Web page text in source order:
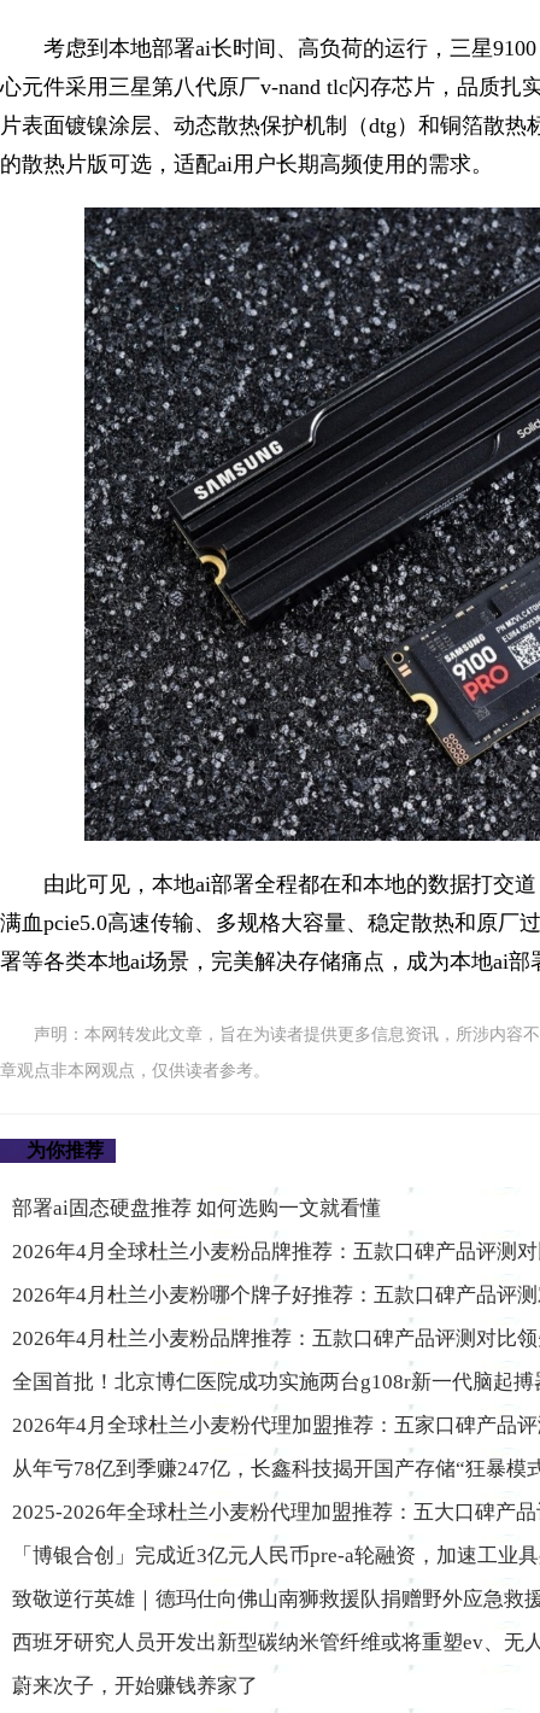
考虑到本地部署ai长时间、高负荷的运行，三星
心元件采用三星第八代原厂v-nand tlc闪存芯片，品质扎
片表面镀镍涂层、动态散热保护机制（dtg）和铜箔散
的散热片版可选，适配ai用户长期高频使用的需求。
由此可见，本地ai部署全程都在和本地的数据打交
满血pcie5.0高速传输、多规格大容量、稳定散热和原厂
署等各类本地ai场景，完美解决存储痛点，成为本地ai部
声明：本网转发此文章，旨在为读者提供更多信息资讯，所涉内容
章观点非本网观点，仅供读者参考。
为你推荐
部署ai固态硬盘推荐 如何选购一文就看懂
2026年4月全球杜兰小麦粉品牌推荐：五款口碑产品评测
2026年4月杜兰小麦粉哪个牌子好推荐：五款口碑产品评
2026年4月杜兰小麦粉品牌推荐：五款口碑产品评测对比
全国首批！北京博仁医院成功实施两台g108r新一代脑起
2026年4月全球杜兰小麦粉代理加盟推荐：五家口碑产品
从年亏78亿到季赚247亿，长鑫科技揭开国产存储“狂暴模
2025-2026年全球杜兰小麦粉代理加盟推荐：五大口碑产
「博银合创」完成近3亿元人民币pre-a轮融资，加速工业
致敬逆行英雄｜德玛仕向佛山南狮救援队捐赠野外应急救
西班牙研究人员开发出新型碳纳米管纤维或将重塑ev、无
蔚来次子，开始赚钱养家了